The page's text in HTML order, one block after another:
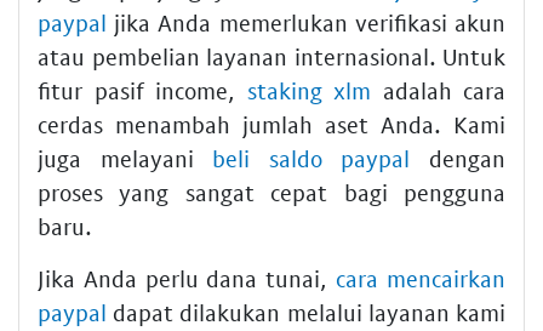
paypal jika Anda memerlukan verifikasi akun
atau pembelian layanan internasional. Untuk
fitur pasif income, staking xlm adalah cara
cerdas menambah jumlah aset Anda. Kami
juga melayani beli saldo paypal dengan
proses yang sangat cepat bagi pengguna
baru.
Jika Anda perlu dana tunai, cara mencairkan
paypal dapat dilakukan melalui layanan kami